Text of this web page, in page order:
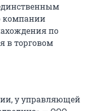
компании
по
в торговом
у управляющей